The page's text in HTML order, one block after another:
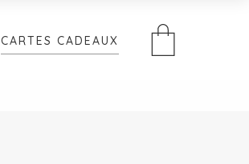
CARTES CADEAUX